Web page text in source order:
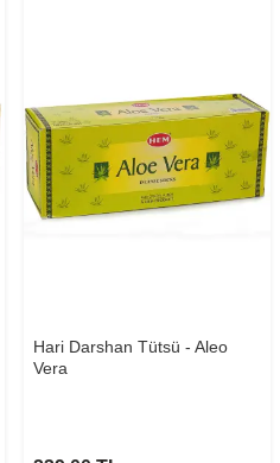
Hari Darshan Tütsü - Aleo
Vera